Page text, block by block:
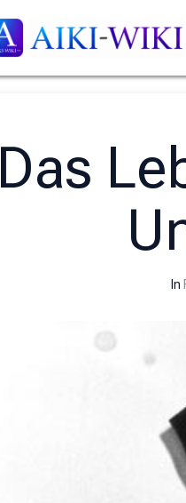
Das
In